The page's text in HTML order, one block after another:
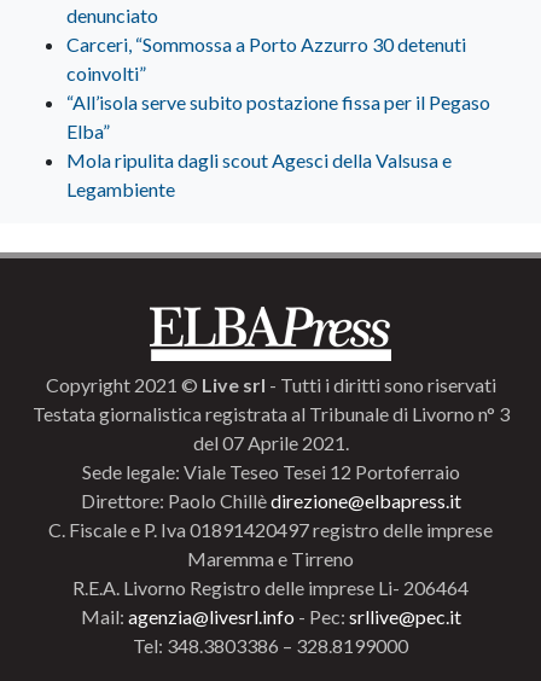
denunciato
Carceri, “Sommossa a Porto Azzurro 30 detenuti
coinvolti”
“All’isola serve subito postazione fissa per il Pegaso
Elba”
Mola ripulita dagli scout Agesci della Valsusa e
Legambiente
Copyright 2021 © Live srl - Tutti i diritti sono riservati
Testata giornalistica registrata al Tribunale di Livorno n° 3
del 07 Aprile 2021.
Sede legale: Viale Teseo Tesei 12 Portoferraio
Direttore: Paolo Chillèdirezione@elbapress.it
C. Fiscale e P. Iva 01891420497 registro delle imprese
Maremma e Tirreno
R.E.A. Livorno Registro delle imprese Li- 206464
Mail: agenzia@livesrl.info - Pec: srllive@pec.it
Tel: 348.3803386 – 328.8199000